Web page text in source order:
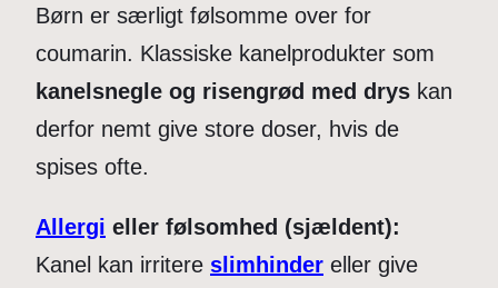
Børn er særligt følsomme over for
coumarin. Klassiske kanelprodukter som
kanelsnegle og risengrød med drys kan
derfor nemt give store doser, hvis de
spises ofte.
Allergi eller følsomhed (sjældent):
Kanel kan irritere slimhinder eller give